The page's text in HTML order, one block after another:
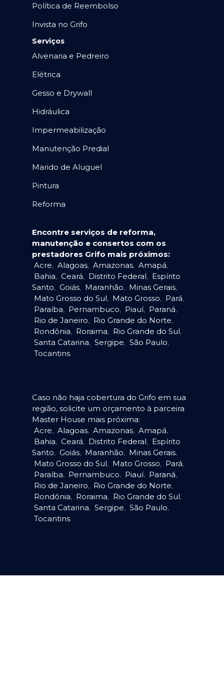
Política de Reembolso
Invista no Grifo
Serviços
Alvenaria e Pedreiro
Elétrica
Gesso e Drywall
Hidráulica
Impermeabilização
Manutenção Predial
Marido de Aluguel
Pintura
Reforma
Encontre serviços de reforma,
manutenção e consertos com os
prestadores Grifo mais próximos:
Acre, Alagoas, Amazonas, Amapá,
Bahia, Ceará, Distrito Federal, Espírito
Santo, Goiás, Maranhão, Minas Gerais,
Mato Grosso do Sul, Mato Grosso, Pará,
Paraíba, Pernambuco, Piauí, Paraná,
Rio de Janeiro, Rio Grande do Norte,
Rondônia, Roraima, Rio Grande do Sul,
Santa Catarina, Sergipe, São Paulo,
Tocantins.
Caso não haja cobertura do Grifo em sua
região, solicite um orçamento à parceira
Master House mais próxima:
Acre, Alagoas, Amazonas, Amapá,
Bahia, Ceará, Distrito Federal, Espírito
Santo, Goiás, Maranhão, Minas Gerais,
Mato Grosso do Sul, Mato Grosso, Pará,
Paraíba, Pernambuco, Piauí, Paraná,
Rio de Janeiro, Rio Grande do Norte,
Rondônia, Roraima, Rio Grande do Sul,
Santa Catarina, Sergipe, São Paulo,
Tocantins.